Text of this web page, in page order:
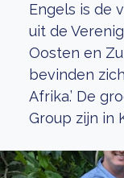
Engels is de
uit de
Oosten en
bevinden
Afrika.’ De
Group zijn in